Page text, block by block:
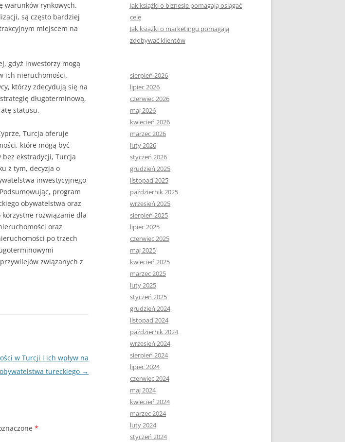
warunków rynkowych.
są często bardziej
miejscem na
gdyż inwestorzy mogą
ich nieruchomości.
którzy zdecydują się na
długoterminową,
statusu.
Turcja oferuje
które mogą być
ekstradycji, Turcja
z tym, decyzja o
inwestycyjnego
program
obywatelstwa oraz
rozwiązanie dla
oraz
po trzech
związanych z
w Turcji i ich wpływ na
tureckiego →
*
Jak książki o biznesie pomagają osiągać
cele
Jak książki o marketingu pomagają
zdobywać klientów
sierpień 2026
lipiec 2026
czerwiec 2026
maj 2026
kwiecień 2026
marzec 2026
luty 2026
styczeń 2026
grudzień 2025
listopad 2025
październik 2025
wrzesień 2025
sierpień 2025
lipiec 2025
czerwiec 2025
maj 2025
kwiecień 2025
marzec 2025
luty 2025
styczeń 2025
grudzień 2024
listopad 2024
październik 2024
wrzesień 2024
sierpień 2024
lipiec 2024
czerwiec 2024
maj 2024
kwiecień 2024
marzec 2024
luty 2024
styczeń 2024